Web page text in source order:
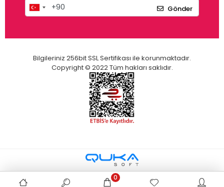
Gönder
Bilgileriniz 256bit SSL Sertifikası ile korunmaktadır.
Copyright © 2022 Tüm hakları saklıdır.
0